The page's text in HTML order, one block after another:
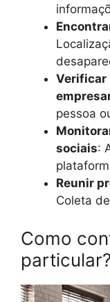
Verificar
pessoa
sociais:
Reunir
Coleta
Como
particular?